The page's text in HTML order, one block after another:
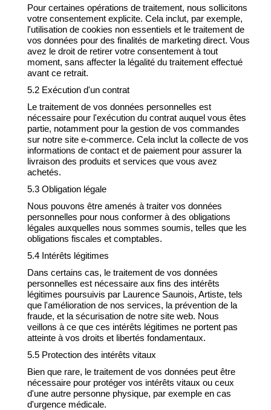
Pour certaines opérations de traitement, nous sollicitons
votre consentement explicite. Cela inclut, par exemple,
l'utilisation de cookies non essentiels et le traitement de
vos données pour des finalités de marketing direct. Vous
avez le droit de retirer votre consentement à tout
moment, sans affecter la légalité du traitement effectué
avant ce retrait.
5.2 Exécution d'un contrat
Le traitement de vos données personnelles est
nécessaire pour l'exécution du contrat auquel vous êtes
partie, notamment pour la gestion de vos commandes
sur notre site e-commerce. Cela inclut la collecte de vos
informations de contact et de paiement pour assurer la
livraison des produits et services que vous avez
achetés.
5.3 Obligation légale
Nous pouvons être amenés à traiter vos données
personnelles pour nous conformer à des obligations
légales auxquelles nous sommes soumis, telles que les
obligations fiscales et comptables.
5.4 Intérêts légitimes
Dans certains cas, le traitement de vos données
personnelles est nécessaire aux fins des intérêts
légitimes poursuivis par Laurence Saunois, Artiste, tels
que l'amélioration de nos services, la prévention de la
fraude, et la sécurisation de notre site web. Nous
veillons à ce que ces intérêts légitimes ne portent pas
atteinte à vos droits et libertés fondamentaux.
5.5 Protection des intérêts vitaux
Bien que rare, le traitement de vos données peut être
nécessaire pour protéger vos intérêts vitaux ou ceux
d'une autre personne physique, par exemple en cas
d'urgence médicale.